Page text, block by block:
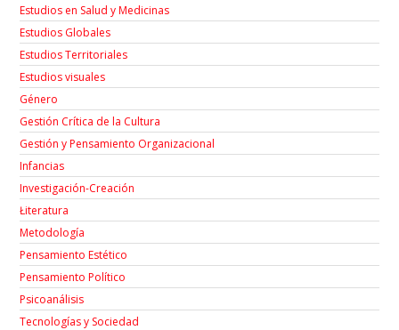
Estudios en Salud y Medicinas
Estudios Globales
Estudios Territoriales
Estudios visuales
Género
Gestión Crítica de la Cultura
Gestión y Pensamiento Organizacional
Infancias
Investigación-Creación
Łiteratura
Metodología
Pensamiento Estético
Pensamiento Político
Psicoanálisis
Tecnologías y Sociedad